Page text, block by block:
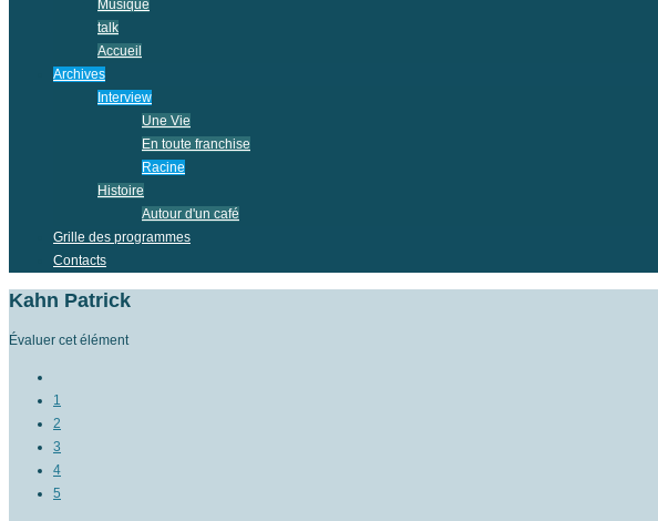
Musique
talk
Accueil
Archives
Interview
Une Vie
En toute franchise
Racine
Histoire
Autour d'un café
Grille des programmes
Contacts
Kahn Patrick
Évaluer cet élément
1
2
3
4
5